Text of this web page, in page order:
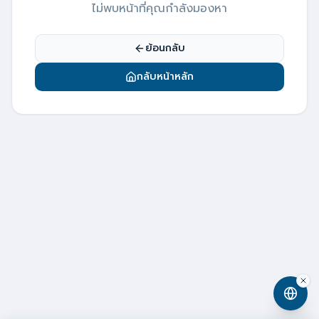
ไม่พบหน้าที่คุณกำลังมองหา
ย้อนกลับ
กลับหน้าหลัก